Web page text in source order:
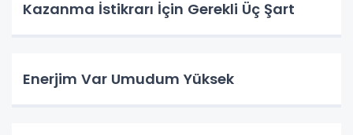
Kazanma İstikrarı İçin Gerekli Üç Şart
Enerjim Var Umudum Yüksek